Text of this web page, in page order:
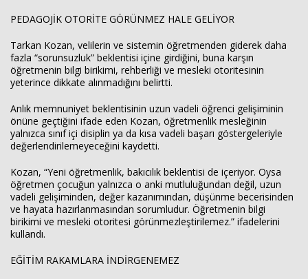
PEDAGOJİK OTORİTE GÖRÜNMEZ HALE GELİYOR
Tarkan Kozan, velilerin ve sistemin öğretmenden giderek daha
fazla “sorunsuzluk” beklentisi içine girdiğini, buna karşın
öğretmenin bilgi birikimi, rehberliği ve mesleki otoritesinin
yeterince dikkate alınmadığını belirtti.
Anlık memnuniyet beklentisinin uzun vadeli öğrenci gelişiminin
önüne geçtiğini ifade eden Kozan, öğretmenlik mesleğinin
yalnızca sınıf içi disiplin ya da kısa vadeli başarı göstergeleriyle
değerlendirilemeyeceğini kaydetti.
Kozan, “Yeni öğretmenlik, bakıcılık beklentisi de içeriyor. Oysa
öğretmen çocuğun yalnızca o anki mutluluğundan değil, uzun
vadeli gelişiminden, değer kazanımından, düşünme becerisinden
ve hayata hazırlanmasından sorumludur. Öğretmenin bilgi
birikimi ve mesleki otoritesi görünmezleştirilemez.” ifadelerini
kullandı.
EĞİTİM RAKAMLARA İNDİRGENEMEZ